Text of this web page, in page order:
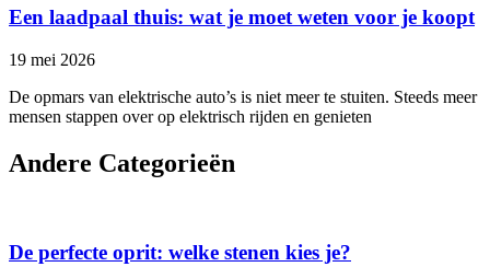
Een laadpaal thuis: wat je moet weten voor je koopt
19 mei 2026
De opmars van elektrische auto’s is niet meer te stuiten. Steeds meer
mensen stappen over op elektrisch rijden en genieten
Andere Categorieën
De perfecte oprit: welke stenen kies je?